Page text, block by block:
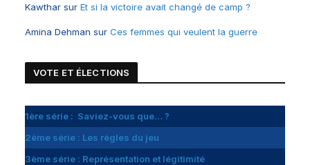
Kawthar sur Et si la victoire avait changé de camp ?
Amina Dehman sur Ces femmes qui veulent la guerre
VOTE ET ÉLECTIONS
1ère série : Saviez-vous que… ?
2ème série : Les règles du jeu
3ème série : Représentation et légitimité